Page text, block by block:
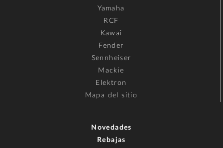
Yamaha
RCF
Kawai
Fender
Sennheiser
Mackie
Elektron
Mapa del sitio
Novedades
Rebajas